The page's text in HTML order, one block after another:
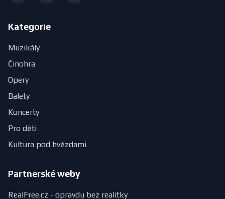
Kategorie
Muzikály
Činohra
Opery
Balety
Koncerty
Pro děti
Kultura pod hvězdami
Partnerské weby
RealFree.cz - opravdu bez realitky